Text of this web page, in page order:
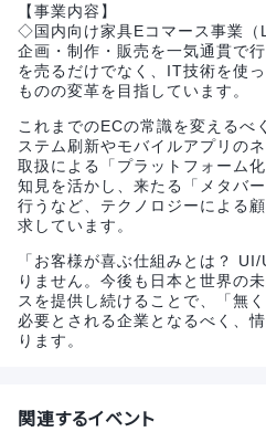
【事業内容】
◇国内向け家具Eコマース事業（
企画・制作・販売を一気通貫で
を売るだけでなく、IT技術を使
ものの変革を目指しています。
これまでのECの常識を変えるべ
ステム刷新やモバイルアプリの
取扱による「プラットフォーム
知見を活かし、来たる「メタバ
行うなど、テクノロジーによる
求しています。
「お客様が喜ぶ仕組みとは？
りません。今後も日本と世界の
スを提供し続けることで、「無
必要とされる企業となるべく、
ります。
関連するイベント